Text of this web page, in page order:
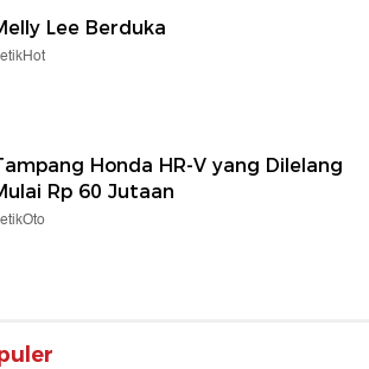
Lee Berduka
Honda HR-V yang Dilelang
Rp 60 Jutaan